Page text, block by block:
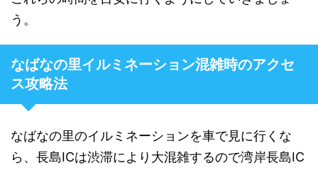
う。
なばなの里イルミネーション混雑時のアクセ
ス攻略法
なばなの里のイルミネーションを車で見に行くな
ら、長島ICは渋滞により大混雑するので湾岸長島IC